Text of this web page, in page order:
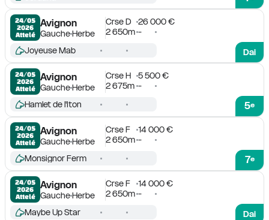
24/05
2026
Attelé
Avignon
GaucheHerbe
Crse D
26 000 €
2 650m -
Dai
Joyeuse Mab
24/05
2026
Attelé
Avignon
GaucheHerbe
Crse H
5 500 €
2 675m -
5e
Hamlet de l'Iton
24/05
2026
Attelé
Avignon
GaucheHerbe
Crse F
14 000 €
2 650m -
7e
Monsignor Ferm
24/05
2026
Attelé
Avignon
GaucheHerbe
Crse F
14 000 €
2 650m -
Dai
Maybe Up Star